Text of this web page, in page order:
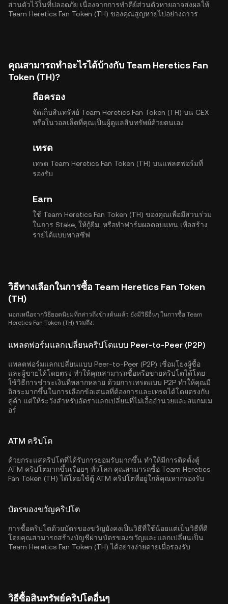
ส่วนตัวไว้ในที่ปลอดภัย เนื่องจากการทำคีย์ส่วนตัวหายอาจส่งผลให้
Team Heretics Fan Token (TH) ของคุณสูญหายไปอย่างถาวร
คุณสามารถทำอะไรได้บ้างกับ Team Heretics Fan
Token (TH)?
ถือครอง
จัดเก็บสินทรัพย์ Team Heretics Fan Token (TH) บน CEX
หรือในวอลเล็ตที่คุณเป็นผู้ดูแลสินทรัพย์ด้วยตนเอง
เทรด
เทรด Team Heretics Fan Token (TH) บนแพลตฟอร์มที่
รองรับ
Earn
ใช้ Team Heretics Fan Token (TH) ของคุณเพื่อมีส่วนร่วม
ในการ Stake, ให้กู้ยืม, หรือทำฟาร์มผลตอบแทน เพื่อสร้าง
รายได้แบบพาสซีฟ
วิธีทางเลือกในการซื้อ Team Heretics Fan Token
(TH)
นอกเหนือจากวิธียอดนิยมที่กล่าวถึงข้างต้นแล้ว ยังมีวิธีอื่นๆ ในการซื้อ Team
Heretics Fan Token (TH) รวมถึง:
แพลตฟอร์มแลกเปลี่ยนคริปโตแบบ Peer-to-Peer (P2P)
แพลตฟอร์มแลกเปลี่ยนแบบ Peer-to-Peer (P2P) เชื่อมโยงผู้ซื้อ
และผู้ขายได้โดยตรง ทำให้คุณสามารถซื้อหรือขายคริปโตได้โดย
ใช้วิธีการชำระเงินที่หลากหลาย ด้วยการเทรดแบบ P2P ทำให้คุณมี
อิสระมากขึ้นในการเลือกข้อเสนอที่ต้องการและเทรดได้โดยตรงกับ
คู่ค้า แต่ให้ระวังสำหรับอัตราแลกเปลี่ยนที่ไม่เอื้ออำนวยและสแกมเม
อร์
ATM คริปโต
ด้วยกระแสคริปโตที่ได้รับการยอมรับมากขึ้น ทำให้มีการติดตั้งตู้
ATM คริปโตมากขึ้นเรื่อยๆ ทั่วโลก คุณสามารถซื้อ Team Heretics
Fan Token (TH) ได้โดยใช้ตู้ ATM คริปโตที่อยู่ใกล้คุณหากรองรับ
บัตรของขวัญคริปโต
การซื้อคริปโตด้วยบัตรของขวัญยังคงเป็นวิธีที่ใช้น้อยแต่เป็นวิธีที่ดี
โดยคุณสามารถสร้างบัญชีผ่านบัตรของขวัญและแลกเปลี่ยนเป็น
Team Heretics Fan Token (TH) ได้อย่างง่ายดายเมื่อรองรับ
วิธีซื้อสินทรัพย์คริปโตอื่นๆ